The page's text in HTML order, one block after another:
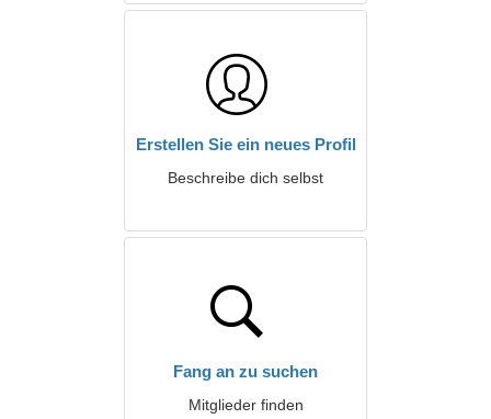
Erstellen Sie ein neues Profil
Beschreibe dich selbst
Fang an zu suchen
Mitglieder finden